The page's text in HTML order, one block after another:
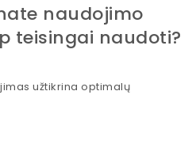
naudojimo
teisingai naudoti?
užtikrina optimalų